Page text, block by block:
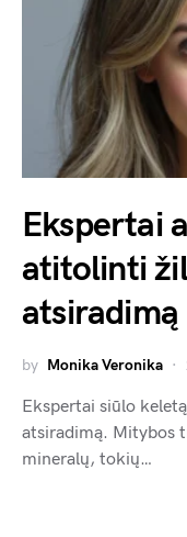
Ekspertai
atitolinti
atsiradimą
by Monika Veronika
Ekspertai siūlo
atsiradimą. Mitybos
mineralų, tokių…